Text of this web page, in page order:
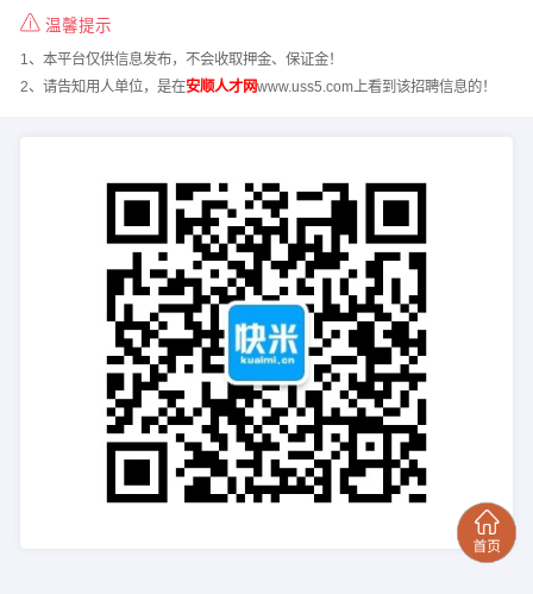
温馨提示
1、本平台仅供信息发布，不会收取押金、保证金！
2、请告知用人单位，是在安顺人才网www.uss5.com上看到该招聘信息的！